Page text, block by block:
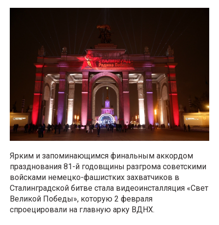
Ярким и запоминающимся финальным аккордом
празднования 81-й годовщины разгрома советскими
войсками немецко-фашистких захватчиков в
Сталинградской битве стала видеоинсталляция «Свет
Великой Победы», которую 2 февраля
спроецировали на главную арку ВДНХ.